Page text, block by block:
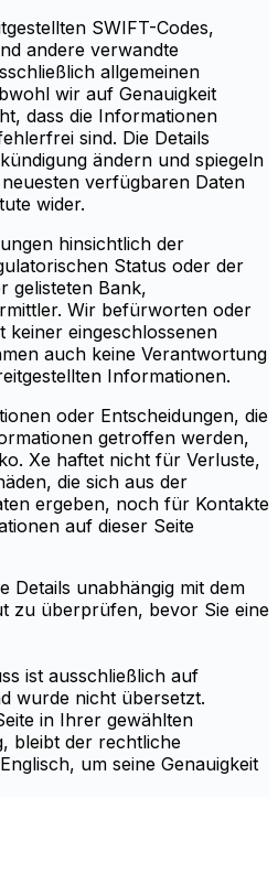
SWIFT-Codes,
andere verwandte
allgemeinen
wir auf Genauigkeit
dass die Informationen
sind. Die Details
ändern und spiegeln
verfügbaren Daten
wider.
hinsichtlich der
Status oder der
gelisteten Bank,
Wir befürworten oder
keiner eingeschlossenen
auch keine Verantwortung
Informationen.
oder Entscheidungen, die
getroffen werden,
Xe haftet nicht für Verluste,
die sich aus der
ergeben, noch für Kontakte
auf dieser Seite
Details unabhängig mit dem
zu überprüfen, bevor Sie eine
ist ausschließlich auf
wurde nicht übersetzt.
in Ihrer gewählten
bleibt der rechtliche
um seine Genauigkeit